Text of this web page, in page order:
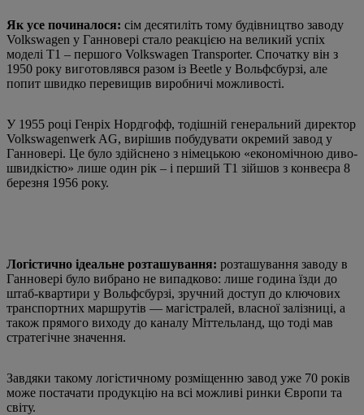
Як усе починалося: сім десятиліть тому будівництво заводу
Volkswagen у Ганновері стало реакцією на великий успіх
моделі T1 – першого Volkswagen Transporter. Спочатку він з
1950 року виготовлявся разом із Beetle у Вольфсбурзі, але
попит швидко перевищив виробничі можливості.
У 1955 році Генріх Нордгофф, тодішній генеральний директор
Volkswagenwerk AG, вирішив побудувати окремий завод у
Ганновері. Це було здійснено з німецькою «економічною диво-
швидкістю» лише один рік – і перший T1 зійшов з конвеєра 8
березня 1956 року.
Логістично ідеальне розташування: розташування заводу в
Ганновері було вибрано не випадково: лише година їзди до
штаб-квартири у Вольфсбурзі, зручний доступ до ключових
транспортних маршрутів — магістралей, власної залізниці, а
також прямого виходу до каналу Міттельланд, що тоді мав
стратегічне значення.
Завдяки такому логістичному розміщенню завод уже 70 років
може постачати продукцію на всі можливі ринки Європи та
світу.